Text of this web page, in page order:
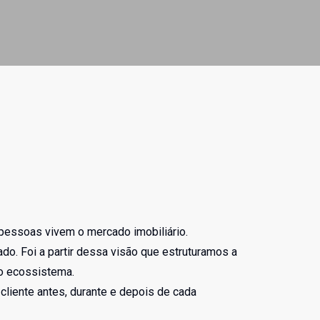
vivem o mercado imobiliário.
Foi a partir dessa visão que estruturamos a
ecossistema.
antes, durante e depois de cada